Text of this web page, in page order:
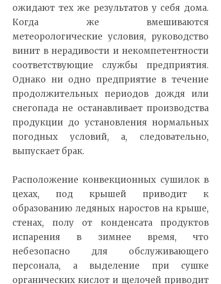
ожидают тех же результатов у себя дома.
Когда же вмешиваются
метеорологические условия, руководство
винит в нерадивости и некомпетентности
соответствующие службы предприятия.
Однако ни одно предприятие в течение
продолжительных периодов дождя или
снегопада не останавливает производства
продукции до установления нормальных
погодных условий, а, следовательно,
выпускает брак.
Расположение конвекционных сушилок в
цехах, под крышей приводит к
образованию ледяных наростов на крыше,
стенах, полу от конденсата продуктов
испарения в зимнее время, что
небезопасно для обслуживающего
персонала, а выделение при сушке
органических кислот и щелочей приводит